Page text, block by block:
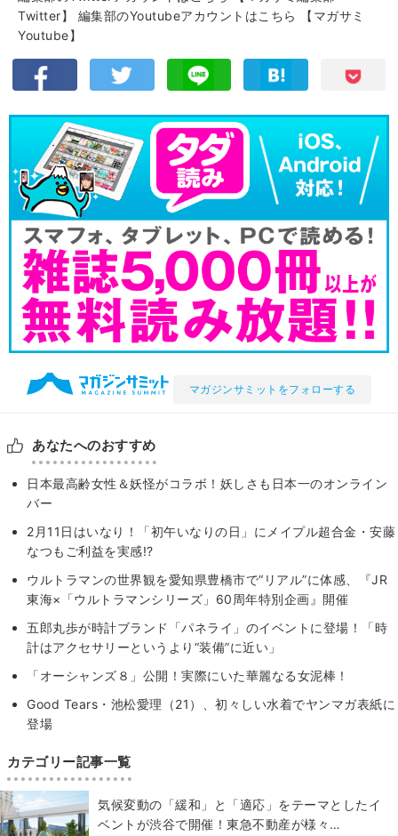
Twitter】
編集部のYoutubeアカウントはこちら
【マガサミ
Youtube】
マガジンサミットをフォローする
あなたへのおすすめ
日本最高齢女性＆妖怪がコラボ！妖しさも日本一のオンライン
バー
2月11日はいなり！「初午いなりの日」にメイプル超合金・安藤
なつもご利益を実感!?
ウルトラマンの世界観を愛知県豊橋市で“リアル”に体感、『JR
東海×「ウルトラマンシリーズ」60周年特別企画』開催
五郎丸歩が時計ブランド「パネライ」のイベントに登場！「時
計はアクセサリーというより“装備”に近い」
「オーシャンズ８」公開！実際にいた華麗なる女泥棒！
Good Tears・池松愛理（21）、初々しい水着でヤンマガ表紙に
登場
カテゴリー記事一覧
気候変動の「緩和」と「適応」をテーマとしたイ
ベントが渋谷で開催！東急不動産が様々…